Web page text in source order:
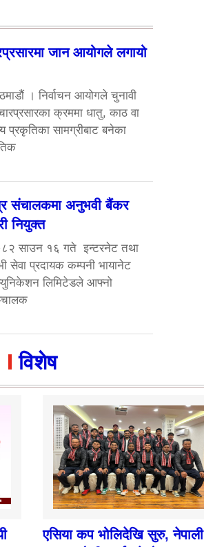
जान आयोगले लगायो
। निर्वाचन आयोगले चुनावी
क्रममा धातु, काठ वा
प्रकृतिका सामग्रीबाट बनेका
संचालकमा अनुभवी बैंकर
नियुक्त
साउन १६ गते इन्टरनेट तथा
सेवा प्रदायक कम्पनी भायानेट
लिमिटेडले आफ्नो
विशेष
एसिया कप भोलिदेखि सुरु, नेपाली